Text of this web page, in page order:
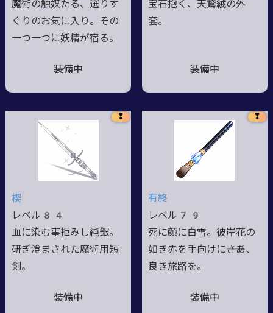
魔術の触媒たる、選りす
ぐりのお気に入り。その
一つ一つに妖精が宿る。
装備中
宝石抱く、天鵞絨の外
套。
装備中
❢
楔
レベル84
血に染む事拒みし純銀。
研ぎ澄まされた魔術用短
剣。
装備中
❢
有終
レベル79
死に顔に白雪。彼岸花の
如き赤を手向けに――さあ、
良き旅路を。
装備中